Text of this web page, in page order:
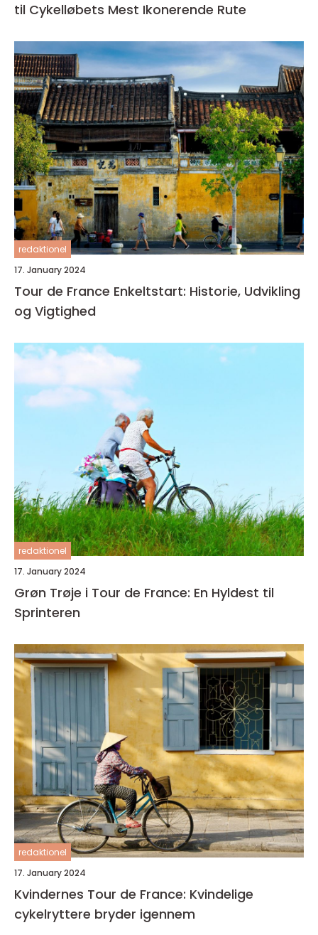
til Cykelløbets Mest Ikonerende Rute
redaktionel
17. January 2024
Tour de France Enkeltstart: Historie, Udvikling
og Vigtighed
redaktionel
17. January 2024
Grøn Trøje i Tour de France: En Hyldest til
Sprinteren
redaktionel
17. January 2024
Kvindernes Tour de France: Kvindelige
cykelryttere bryder igennem